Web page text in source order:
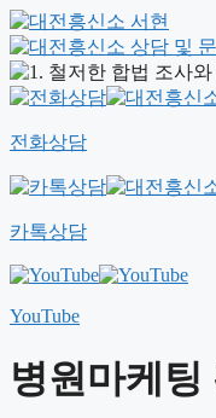
전화상담
카톡상담
YouTube
병원마케팅